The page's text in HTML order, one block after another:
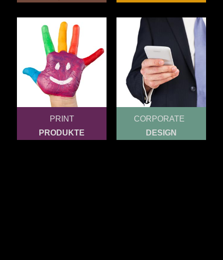
PRINT
PRODUKTE
CORPORATE
DESIGN